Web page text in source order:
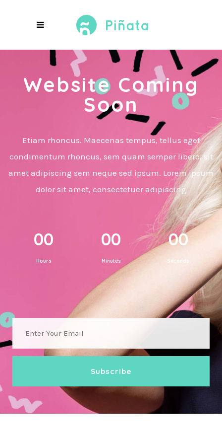
Website Coming
Soon
Etiam rhoncus. Maecenas tempus, tellus eget
condimentum rhoncus, sem quam semper libero, sit
amet adipiscing sem neque sed ipsum. Lorem ipsum
dolor sit amet, consectetuer adipiscing
00
Hours
00
Minutes
00
Seconds